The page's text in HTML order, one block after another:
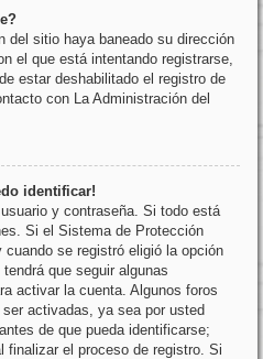
del sitio haya baneado su dirección
el que está intentando registrarse,
estar deshabilitado el registro de
con La Administración del
identificar!
y contraseña. Si todo está
Si el Sistema de Protección
se registró eligió la opción
que seguir algunas
activar la cuenta. Algunos foros
activadas, ya sea por usted
de que pueda identificarse;
finalizar el proceso de registro. Si